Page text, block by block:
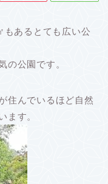
もあるとても広い公
の公園です。
住んでいるほど自然
ます。